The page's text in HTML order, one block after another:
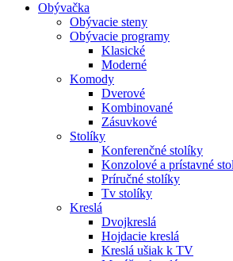
Obývačka
Obývacie steny
Obývacie programy
Klasické
Moderné
Komody
Dverové
Kombinované
Zásuvkové
Stolíky
Konferenčné stolíky
Konzolové a prístavné
Príručné stolíky
Tv stolíky
Kreslá
Dvojkreslá
Hojdacie kreslá
Kreslá ušiak k TV